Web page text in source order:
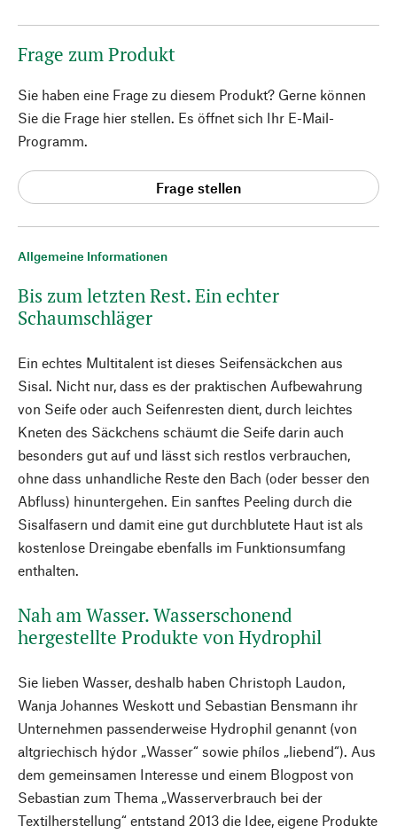
Allgemeine Informationen
Bis zum letzten Rest. Ein echter
Schaumschläger
Ein echtes Multitalent ist dieses Seifensäckchen aus
Sisal. Nicht nur, dass es der praktischen Aufbewahrung
von Seife oder auch Seifenresten dient, durch leichtes
Kneten des Säckchens schäumt die Seife darin auch
besonders gut auf und lässt sich restlos verbrauchen,
ohne dass unhandliche Reste den Bach (oder besser den
Abfluss) hinuntergehen. Ein sanftes Peeling durch die
Sisalfasern und damit eine gut durchblutete Haut ist als
kostenlose Dreingabe ebenfalls im Funktionsumfang
enthalten.
Nah am Wasser. Wasserschonend
hergestellte Produkte von Hydrophil
Sie lieben Wasser, deshalb haben Christoph Laudon,
Wanja Johannes Weskott und Sebastian Bensmann ihr
Unternehmen passenderweise Hydrophil genannt (von
altgriechisch hýdor „Wasser“ sowie phílos „liebend“). Aus
dem gemeinsamen Interesse und einem Blogpost von
Sebastian zum Thema „Wasserverbrauch bei der
Textilherstellung“ entstand 2013 die Idee, eigene Produkte
Frage zum Produkt
Sie haben eine Frage zu diesem Produkt? Gerne können
Sie die Frage hier stellen. Es öffnet sich Ihr E-Mail-
Programm.
Frage stellen